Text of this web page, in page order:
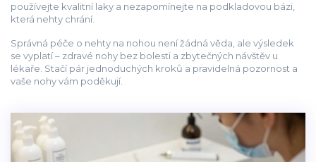
používejte kvalitní laky a nezapomínejte na podkladovou bázi,
která nehty chrání.
Správná péče o nehty na nohou není žádná věda, ale výsledek
se vyplatí – zdravé nohy bez bolesti a zbytečných návštěv u
lékaře. Stačí pár jednoduchých kroků a pravidelná pozornost a
vaše nohy vám poděkují.